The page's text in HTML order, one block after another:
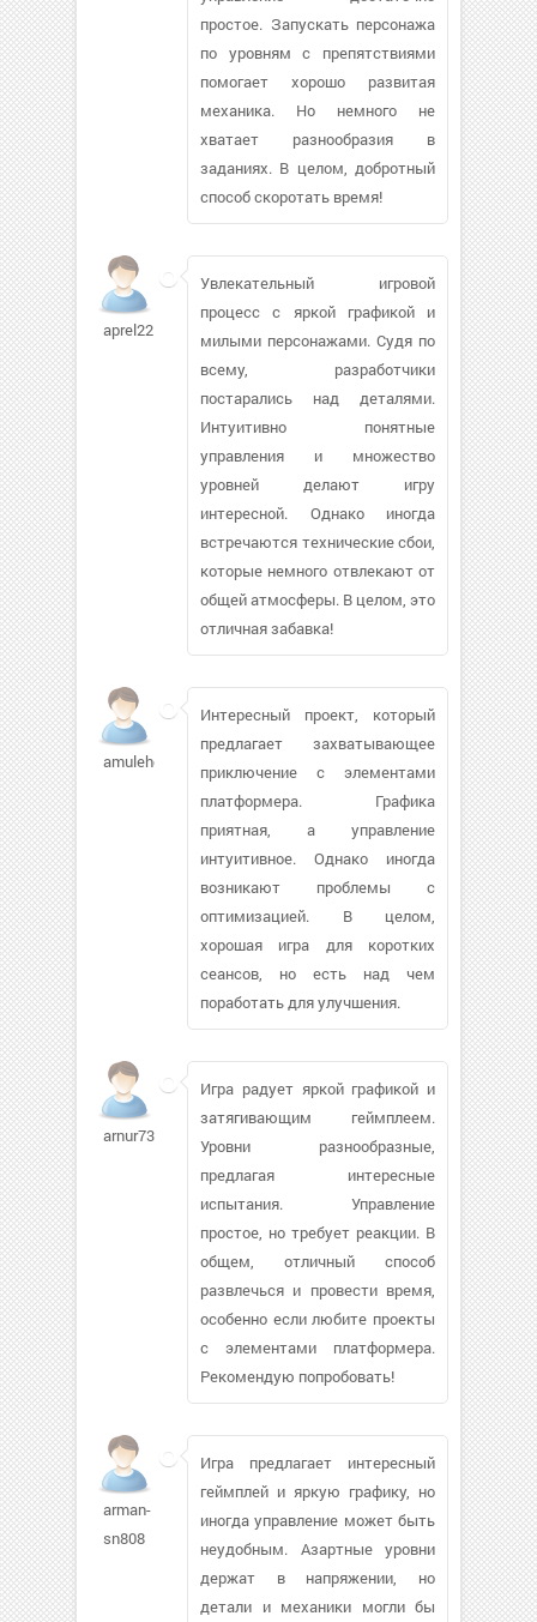
простое. Запускать персонажа
по уровням с препятствиями
помогает хорошо развитая
механика. Но немного не
хватает разнообразия в
заданиях. В целом, добротный
способ скоротать время!
aprel22ira
Увлекательный игровой
процесс с яркой графикой и
милыми персонажами. Судя по
всему, разработчики
постарались над деталями.
Интуитивно понятные
управления и множество
уровней делают игру
интересной. Однако иногда
встречаются технические сбои,
которые немного отвлекают от
общей атмосферы. В целом, это
отличная забавка!
amulehdel62
Интересный проект, который
предлагает захватывающее
приключение с элементами
платформера. Графика
приятная, а управление
интуитивное. Однако иногда
возникают проблемы с
оптимизацией. В целом,
хорошая игра для коротких
сеансов, но есть над чем
поработать для улучшения.
arnur73924
Игра радует яркой графикой и
затягивающим геймплеем.
Уровни разнообразные,
предлагая интересные
испытания. Управление
простое, но требует реакции. В
общем, отличный способ
развлечься и провести время,
особенно если любите проекты
с элементами платформера.
Рекомендую попробовать!
arman-
sn808
Игра предлагает интересный
геймплей и яркую графику, но
иногда управление может быть
неудобным. Азартные уровни
держат в напряжении, но
детали и механики могли бы